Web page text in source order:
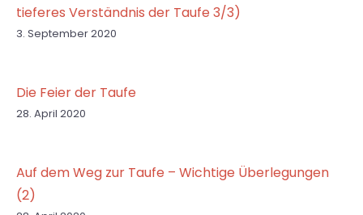
tieferes Verständnis der Taufe 3/3)
3. September 2020
Die Feier der Taufe
28. April 2020
Auf dem Weg zur Taufe – Wichtige Überlegungen
(2)